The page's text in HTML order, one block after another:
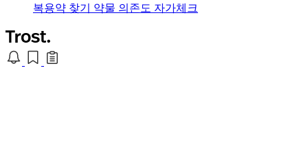
복용약 찾기 약물 의존도 자가체크